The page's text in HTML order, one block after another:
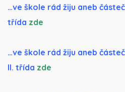
…ve škole rád žiju aneb
třída zde
…ve škole rád žiju aneb
II. třída zde